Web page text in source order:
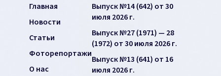
Главная
Новости
Статьи
Фоторепортажи
О нас
Выпуск №14 (642) от 30
июля 2026 г.
Выпуск №27 (1971) — 28
(1972) от 30 июля 2026 г.
Выпуск №13 (641) от 16
июля 2026 г.